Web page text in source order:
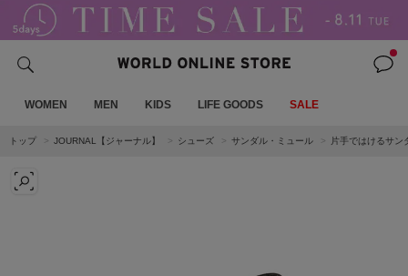
WOMEN MEN KIDS LIFE GOODS SALE
トップ JOURNAL【ジャーナル】 シューズ サンダル・ミュール 片手ではけるサ